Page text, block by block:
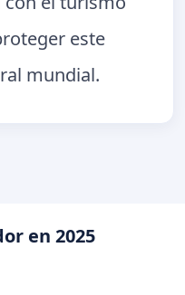
este
mundial.
en 2025